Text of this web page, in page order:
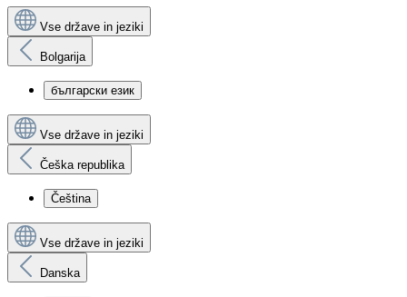
Vse države in jeziki
Bolgarija
български език
Vse države in jeziki
Češka republika
Čeština
Vse države in jeziki
Danska